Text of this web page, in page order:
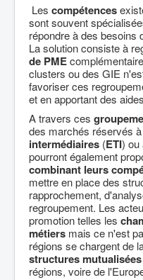
Les compétences
sont souvent
répondre à des besoins
La solution consiste à
de PME
clusters ou des GIE
favoriser ces
et en apportant des
A travers ces
des marchés réservés
intermédiaires (ETI) ou
pourront également
combinant leurs
mettre en place des
rapprochement,
regroupement. Les
promotion telles les
métiers mais ce n'est
régions se chargent de
structures mutualisées
régions, voire de